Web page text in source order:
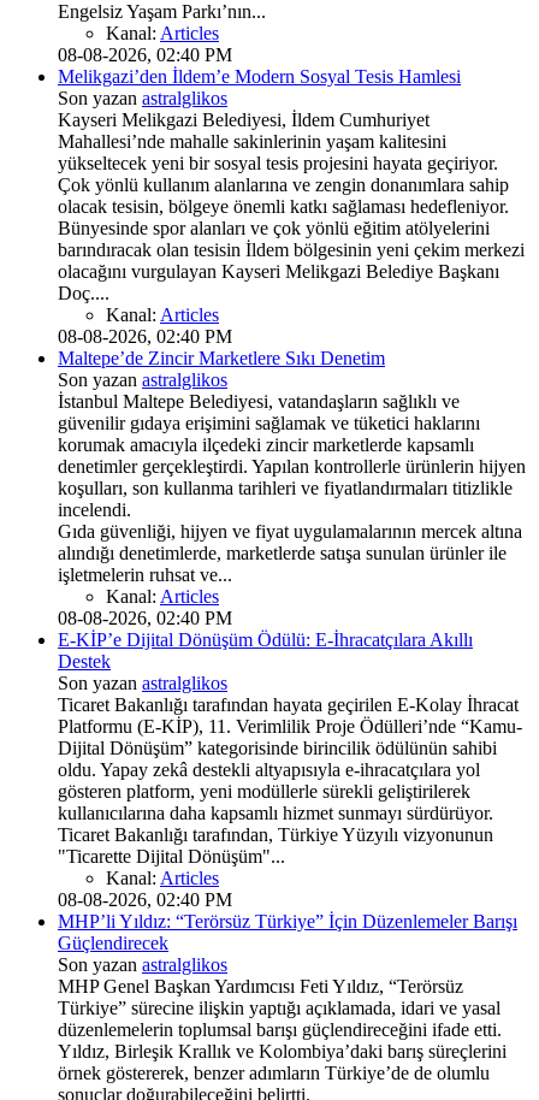
Engelsiz Yaşam Parkı’nın...
Kanal: Articles
08-08-2026, 02:40 PM
Melikgazi’den İldem’e Modern Sosyal Tesis Hamlesi
Son yazan astralglikos
Kayseri Melikgazi Belediyesi, İldem Cumhuriyet
Mahallesi’nde mahalle sakinlerinin yaşam kalitesini
yükseltecek yeni bir sosyal tesis projesini hayata geçiriyor.
Çok yönlü kullanım alanlarına ve zengin donanımlara sahip
olacak tesisin, bölgeye önemli katkı sağlaması hedefleniyor.
Bünyesinde spor alanları ve çok yönlü eğitim atölyelerini
barındıracak olan tesisin İldem bölgesinin yeni çekim merkezi
olacağını vurgulayan Kayseri Melikgazi Belediye Başkanı
Doç....
Kanal: Articles
08-08-2026, 02:40 PM
Maltepe’de Zincir Marketlere Sıkı Denetim
Son yazan astralglikos
İstanbul Maltepe Belediyesi, vatandaşların sağlıklı ve
güvenilir gıdaya erişimini sağlamak ve tüketici haklarını
korumak amacıyla ilçedeki zincir marketlerde kapsamlı
denetimler gerçekleştirdi. Yapılan kontrollerle ürünlerin hijyen
koşulları, son kullanma tarihleri ve fiyatlandırmaları titizlikle
incelendi.
Gıda güvenliği, hijyen ve fiyat uygulamalarının mercek altına
alındığı denetimlerde, marketlerde satışa sunulan ürünler ile
işletmelerin ruhsat ve...
Kanal: Articles
08-08-2026, 02:40 PM
E-KİP’e Dijital Dönüşüm Ödülü: E-İhracatçılara Akıllı
Destek
Son yazan astralglikos
Ticaret Bakanlığı tarafından hayata geçirilen E-Kolay İhracat
Platformu (E-KİP), 11. Verimlilik Proje Ödülleri’nde “Kamu-
Dijital Dönüşüm” kategorisinde birincilik ödülünün sahibi
oldu. Yapay zekâ destekli altyapısıyla e-ihracatçılara yol
gösteren platform, yeni modüllerle sürekli geliştirilerek
kullanıcılarına daha kapsamlı hizmet sunmayı sürdürüyor.
Ticaret Bakanlığı tarafından, Türkiye Yüzyılı vizyonunun
"Ticarette Dijital Dönüşüm"...
Kanal: Articles
08-08-2026, 02:40 PM
MHP’li Yıldız: “Terörsüz Türkiye” İçin Düzenlemeler Barışı
Güçlendirecek
Son yazan astralglikos
MHP Genel Başkan Yardımcısı Feti Yıldız, “Terörsüz
Türkiye” sürecine ilişkin yaptığı açıklamada, idari ve yasal
düzenlemelerin toplumsal barışı güçlendireceğini ifade etti.
Yıldız, Birleşik Krallık ve Kolombiya’daki barış süreçlerini
örnek göstererek, benzer adımların Türkiye’de de olumlu
sonuçlar doğurabileceğini belirtti.